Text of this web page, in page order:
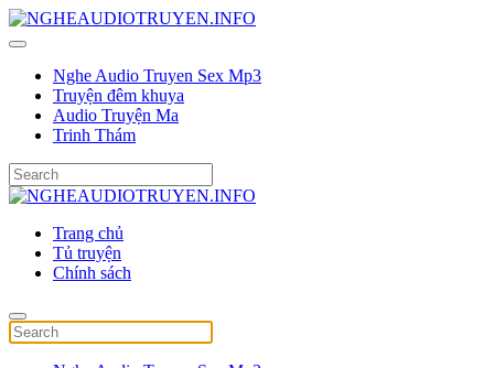
Nghe Audio Truyen Sex Mp3
Truyện đêm khuya
Audio Truyện Ma
Trinh Thám
Trang chủ
Tủ truyện
Chính sách